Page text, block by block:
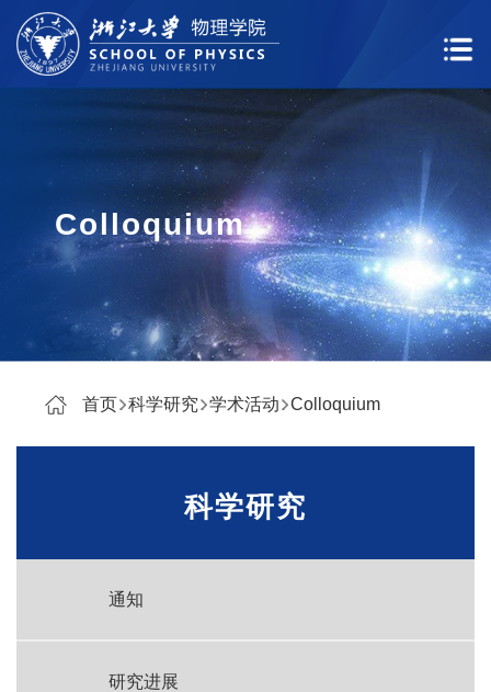
Colloquium
首页 科学研究 学术活动 Colloquium
科学研究
通知
研究进展